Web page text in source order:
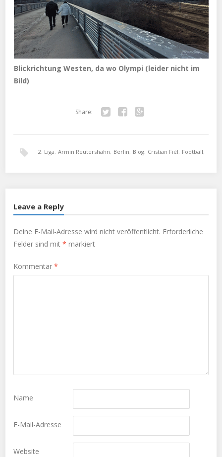
Blickrichtung Westen, da wo Olympi (leider nicht im
Bild)
Share:
2. Liga, Armin Reutershahn, Berlin, Blog, Cristian Fiél, Football,
Leave a Reply
Deine E-Mail-Adresse wird nicht veröffentlicht. Erforderliche
Felder sind mit* markiert
Kommentar*
Name
E-Mail-Adresse
Website